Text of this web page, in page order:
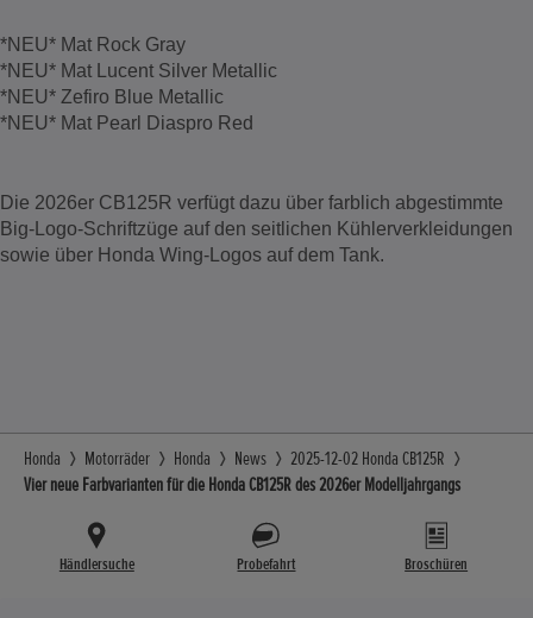
*NEU* Mat Rock Gray
*NEU* Mat Lucent Silver Metallic
*NEU* Zefiro Blue Metallic
*NEU* Mat Pearl Diaspro Red
Die 2026er CB125R verfügt dazu über farblich abgestimmte
Big-Logo-Schriftzüge auf den seitlichen Kühlerverkleidungen
sowie über Honda Wing-Logos auf dem Tank.
Honda Motorräder Honda News
2025-12-02 Honda CB125R
Vier neue Farbvarianten für die Honda CB125R des 2026er Modelljahrgangs
Händlersuche Probefahrt Broschüren